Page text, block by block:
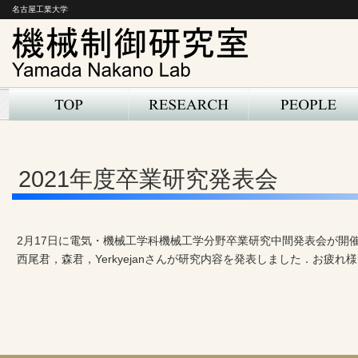
名古屋工業大学
2021年度卒業研究発表会
2月17日に電気・機械工学科機械工学分野卒業研究中間発表会が開
西尾君，森君，Yerkyejanさんが研究内容を発表しました．お疲れ